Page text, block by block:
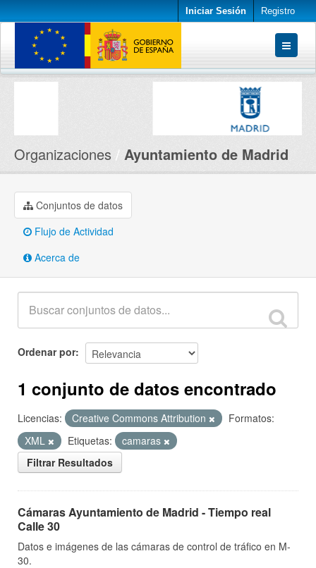
Iniciar Sesión Registro
Conjuntos de datos
Organizaciones Ayuntamiento de Madrid
Conjuntos de datos
Flujo de Actividad
Acerca de
Ordenar por
1 conjunto de datos encontrado
Licencias: Creative Commons Attribution
Formatos:
XML
Etiquetas:
camaras
Filtrar Resultados
Cámaras Ayuntamiento de Madrid - Tiempo real
Calle 30
Datos e imágenes de las cámaras de control de tráfico en M-
30.